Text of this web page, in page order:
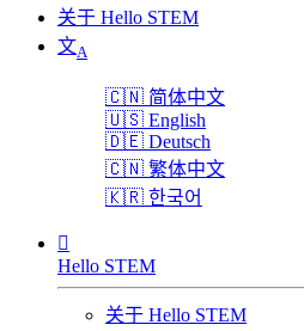
关于 Hello STEM
文A
🇨🇳 简体中文
🇺🇸 English
🇩🇪 Deutsch
🇨🇳 繁体中文
🇰🇷 한국어

Hello STEM
关于 Hello STEM